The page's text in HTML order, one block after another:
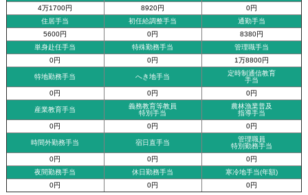
4万1700円
8920円
0円
住居手当
初任給調整手当
通勤手当
5600円
0円
8380円
単身赴任手当
特殊勤務手当
管理職手当
0円
0円 1万8800円
特地勤務手当 へき地手当
定時制通信教育
手当
0円
0円 0円
産業教育手当
義務教育等教員
特別手当
農林漁業普及
指導手当
0円
0円 0円
時間外勤務手当 宿日直手当
管理職員
特別勤務手当
0円
0円
0円
夜間勤務手当
休日勤務手当
寒冷地手当(年額)
0円
0円 0円